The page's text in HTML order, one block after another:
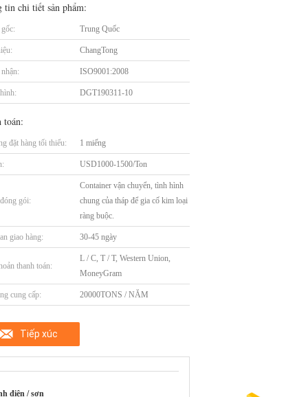
tin chi tiết sản phẩm:
Trung Quốc
ChangTong
ISO9001:2008
DGT190311-10
toán:
đặt hàng tối thiểu: 1 miếng
USD1000-1500/Ton
gói:
Container vận chuyển, tình hình
chung của tháp để gia cố kim loại
ràng buộc.
giao hàng: 30-45 ngày
thanh toán:
L / C, T / T, Western Union,
MoneyGram
cung cấp: 20000TONS / NĂM
Tiếp xúc
điện / sơn